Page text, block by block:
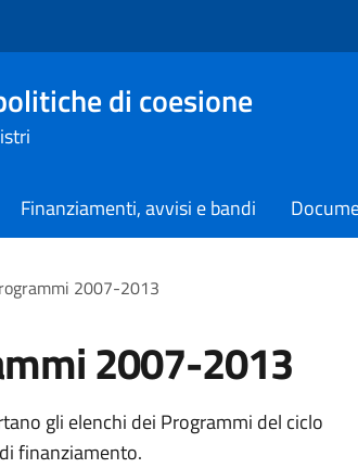
di coesione
Finanziamenti, avvisi e bandi
2007-2013
2007-2013
gli elenchi dei Programmi del ciclo
finanziamento.